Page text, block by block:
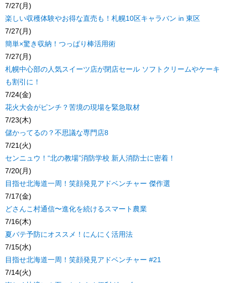
7/27(月)
楽しい収穫体験やお得な直売も！札幌10区キャラバン in 東区
7/27(月)
簡単×驚き収納！つっぱり棒活用術
7/27(月)
札幌中心部の人気スイーツ店が閉店セール ソフトクリームやケーキ
も割引に！
7/24(金)
花火大会がピンチ？苦境の現場を緊急取材
7/23(木)
儲かってるの？不思議な専門店8
7/21(火)
センニュウ！“北の教場”消防学校 新人消防士に密着！
7/20(月)
目指せ北海道一周！笑顔発見アドベンチャー 傑作選
7/17(金)
どさんこ村通信〜進化を続けるスマート農業
7/16(木)
夏バテ予防にオススメ！にんにく活用法
7/15(水)
目指せ北海道一周！笑顔発見アドベンチャー #21
7/14(火)